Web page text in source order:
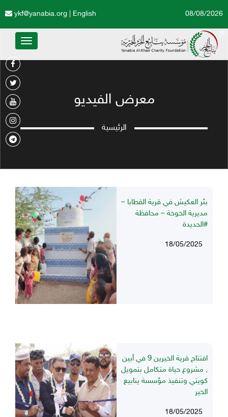
English
ykf@yanabia.org 08/08/2026
Toggle
معرض الفيديو
الرئيسية
بئر العكيش في قرية القطابا –
مديرية الخوخة – محافظة
#الحديدة
18/05/2025
افتتاح قرية الخيرين 9 في أبين
, مشروع حياة متكامل بتمويل
كويتي وتنفيذ مؤسسة ينابيع
الخير
18/05/2025